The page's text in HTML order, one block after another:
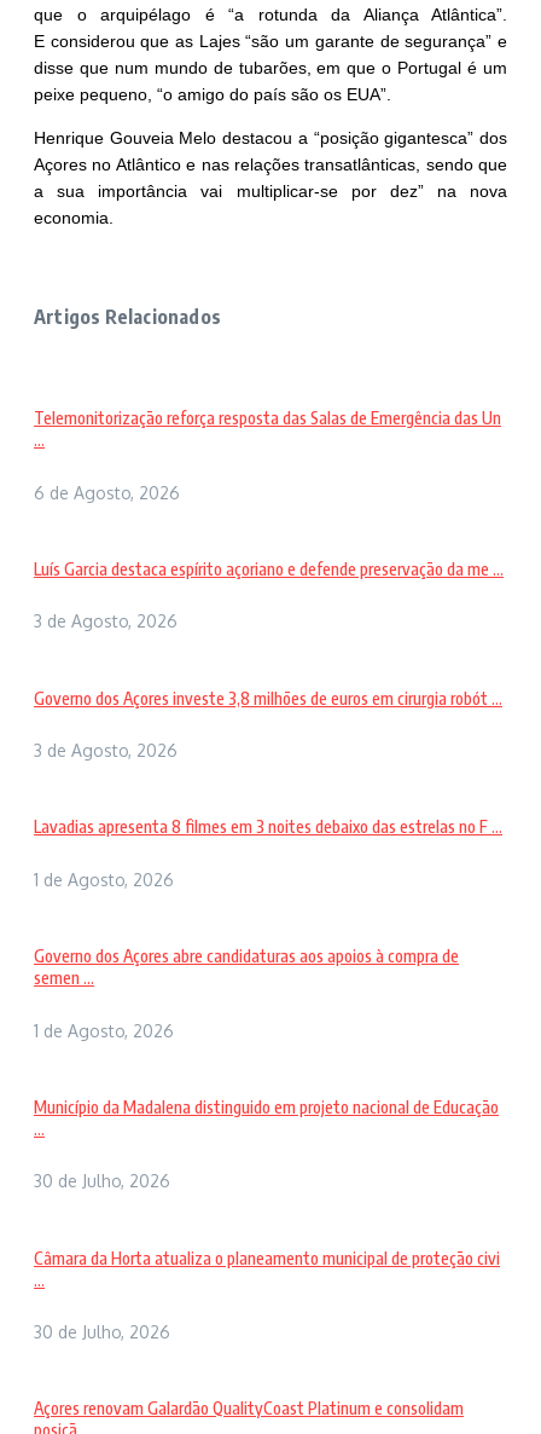
que o arquipélago é “a rotunda da Aliança Atlântica”.
E considerou que as Lajes “são um garante de segurança” e
disse que num mundo de tubarões, em que o Portugal é um
peixe pequeno, “o amigo do país são os EUA”.
Henrique Gouveia Melo destacou a “posição gigantesca” dos
Açores no Atlânticoe nas relações transatlânticas, sendo que
a sua importância vai multiplicar-se por dez” na nova
economia.
Artigos Relacionados
Telemonitorização reforça resposta das Salas de Emergência das Un
...
6 de Agosto, 2026
Luís Garcia destaca espírito açoriano e defende preservação da me ...
3 de Agosto, 2026
Governo dos Açores investe 3,8 milhões de euros em cirurgia robót ...
3 de Agosto, 2026
Lavadias apresenta 8 filmes em 3 noites debaixo das estrelas no F ...
1 de Agosto, 2026
Governo dos Açores abre candidaturas aos apoios à compra de
semen ...
1 de Agosto, 2026
Município da Madalena distinguido em projeto nacional de Educação
...
30 de Julho, 2026
Câmara da Horta atualiza o planeamento municipal de proteção civi
...
30 de Julho, 2026
Açores renovam Galardão QualityCoast Platinum e consolidam